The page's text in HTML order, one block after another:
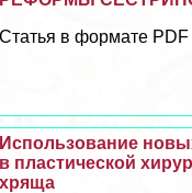
Статья в формате PDF
Использование
в пластической
хряща